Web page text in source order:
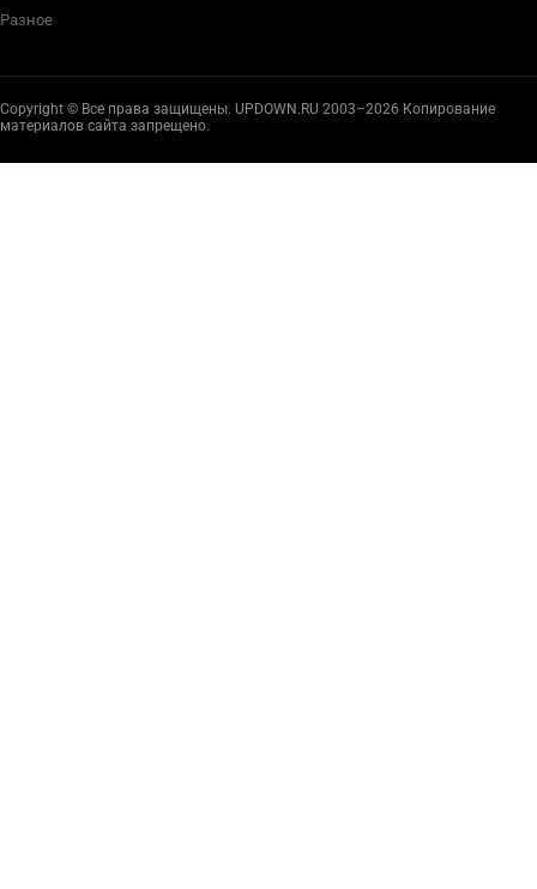
Разное
Copyright © Все права защищены. UPDOWN.RU 2003–2026 Копирование
материалов сайта запрещено.